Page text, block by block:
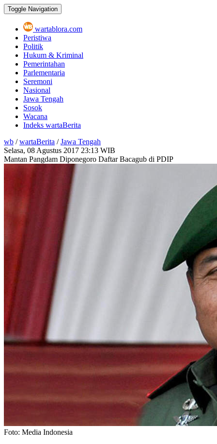
Toggle Navigation
wartablora.com
Peristiwa
Politik
Hukum & Kriminal
Pemerintahan
Parlementaria
Seremoni
Nasional
Jawa Tengah
Sosok
Wacana
Indeks wartaBerita
wb /wartaBerita /Jawa Tengah
Selasa, 08 Agustus 2017 23:13 WIB
Mantan Pangdam Diponegoro Daftar Bacagub di PDIP
Foto: Media Indonesia